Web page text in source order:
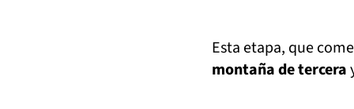
Esta etapa, que
montaña de tercera